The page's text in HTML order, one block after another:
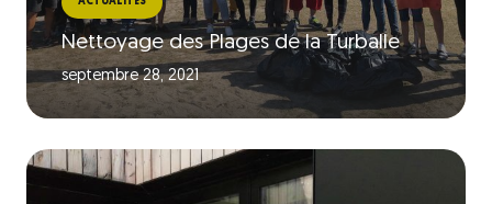
Nettoyage des Plages de la Turballe
septembre 28, 2021